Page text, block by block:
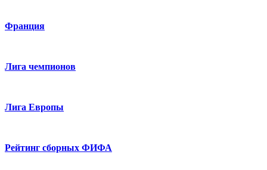
Франция
Лига чемпионов
Лига Европы
Рейтинг сборных ФИФА